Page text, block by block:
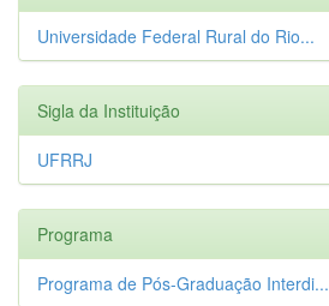
Universidade Federal Rural do Rio...
Sigla da Instituição
UFRRJ
Programa
Programa de Pós-Graduação Interdi...